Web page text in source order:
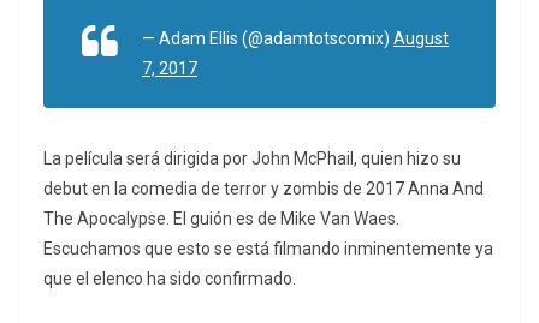
— Adam ElIis (@adamtotscomix) August
7, 2017
La película será dirigida por John McPhail, quien hizo su
debut en la comedia de terror y zombis de 2017 Anna And
The Apocalypse. El guión es de Mike Van Waes.
Escuchamos que esto se está filmando inminentemente ya
que el elenco ha sido confirmado.